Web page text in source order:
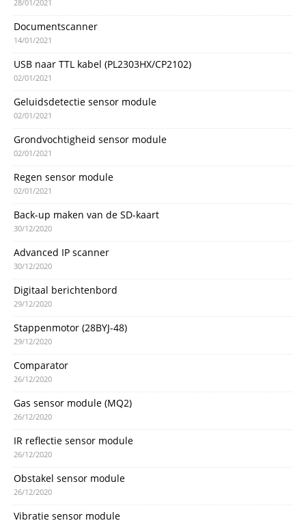
28/01/2021
Documentscanner
14/01/2021
USB naar TTL kabel (PL2303HX/CP2102)
02/01/2021
Geluidsdetectie sensor module
02/01/2021
Grondvochtigheid sensor module
02/01/2021
Regen sensor module
02/01/2021
Back-up maken van de SD-kaart
30/12/2020
Advanced IP scanner
30/12/2020
Digitaal berichtenbord
29/12/2020
Stappenmotor (28BYJ-48)
29/12/2020
Comparator
26/12/2020
Gas sensor module (MQ2)
26/12/2020
IR reflectie sensor module
26/12/2020
Obstakel sensor module
26/12/2020
Vibratie sensor module